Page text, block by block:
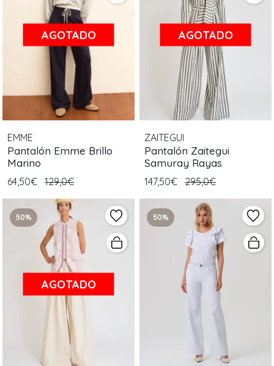
AGOTADO
EMME
Pantalón Emme Brillo
Marino
64,50€ 129,0€
AGOTADO
ZAITEGUI
Pantalón Zaitegui
Samuray Rayas
147,50€ 295,0€
50%
AGOTADO
50%